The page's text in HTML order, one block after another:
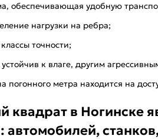
обеспечивающая удобную
нагрузки на ребра;
точности;
к влаге, другим
погонного метра находится на
квадрат в
автомобилей,